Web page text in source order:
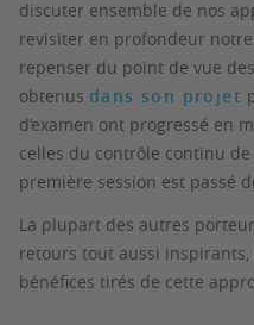
discuter ensemble de nos
revisiter en profondeur
repenser du point de vue
obtenus dans son projet
d’examen ont progressé en
celles du contrôle continu
première session est passé
La plupart des autres
retours tout aussi
bénéfices tirés de cette